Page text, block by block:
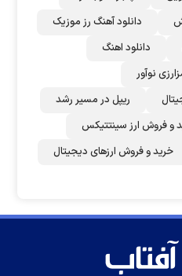
دانلود آهنگ رز‌ موزیک
دانلود اهنگ
نوآور
ریپل در مسیر رشد
و فروش ارز سینتتیکس
خرید و فروش ارزهای دیجیتال